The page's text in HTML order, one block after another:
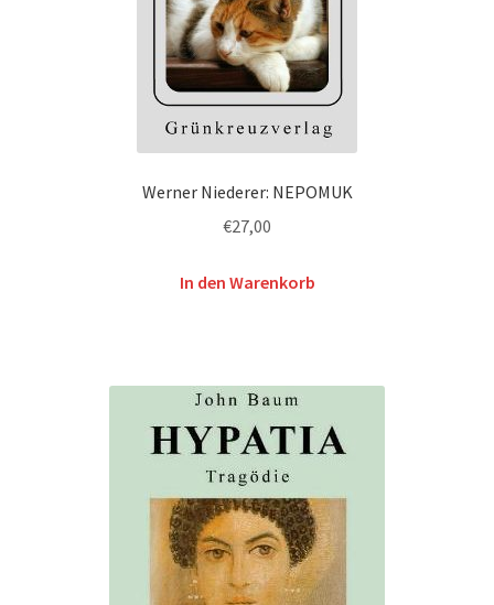
Werner Niederer: NEPOMUK
€27,00
In den Warenkorb